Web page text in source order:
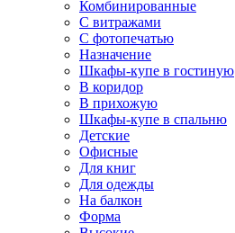
Комбинированные
С витражами
С фотопечатью
Назначение
Шкафы-купе в гостиную
В коридор
В прихожую
Шкафы-купе в спальню
Детские
Офисные
Для книг
Для одежды
На балкон
Форма